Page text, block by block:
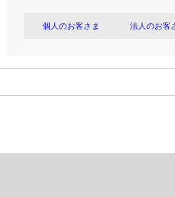
個人のお客さま 法人のお客